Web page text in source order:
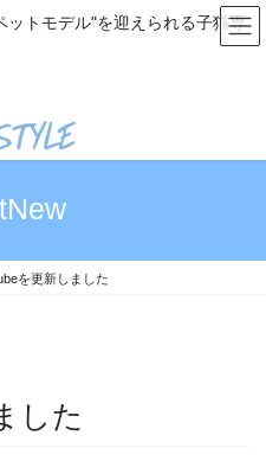
トモデル"を迎えられる子猫専
を更新しました
した